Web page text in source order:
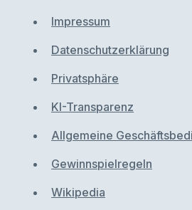
Impressum
Datenschutzerklärung
Privatsphäre
KI-Transparenz
Allgemeine
Gewinnspielregeln
Wikipedia